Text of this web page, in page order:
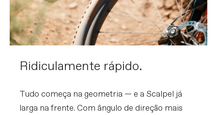
Ridiculamente rápido.
Tudo começa na geometria — e a Scalpel já
larga na frente. Com ângulo de direção mais